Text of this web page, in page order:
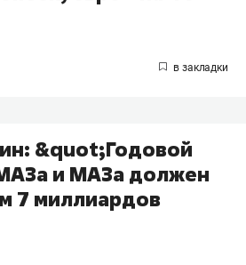
&quot;Годовой
и МАЗа должен
7 миллиардов